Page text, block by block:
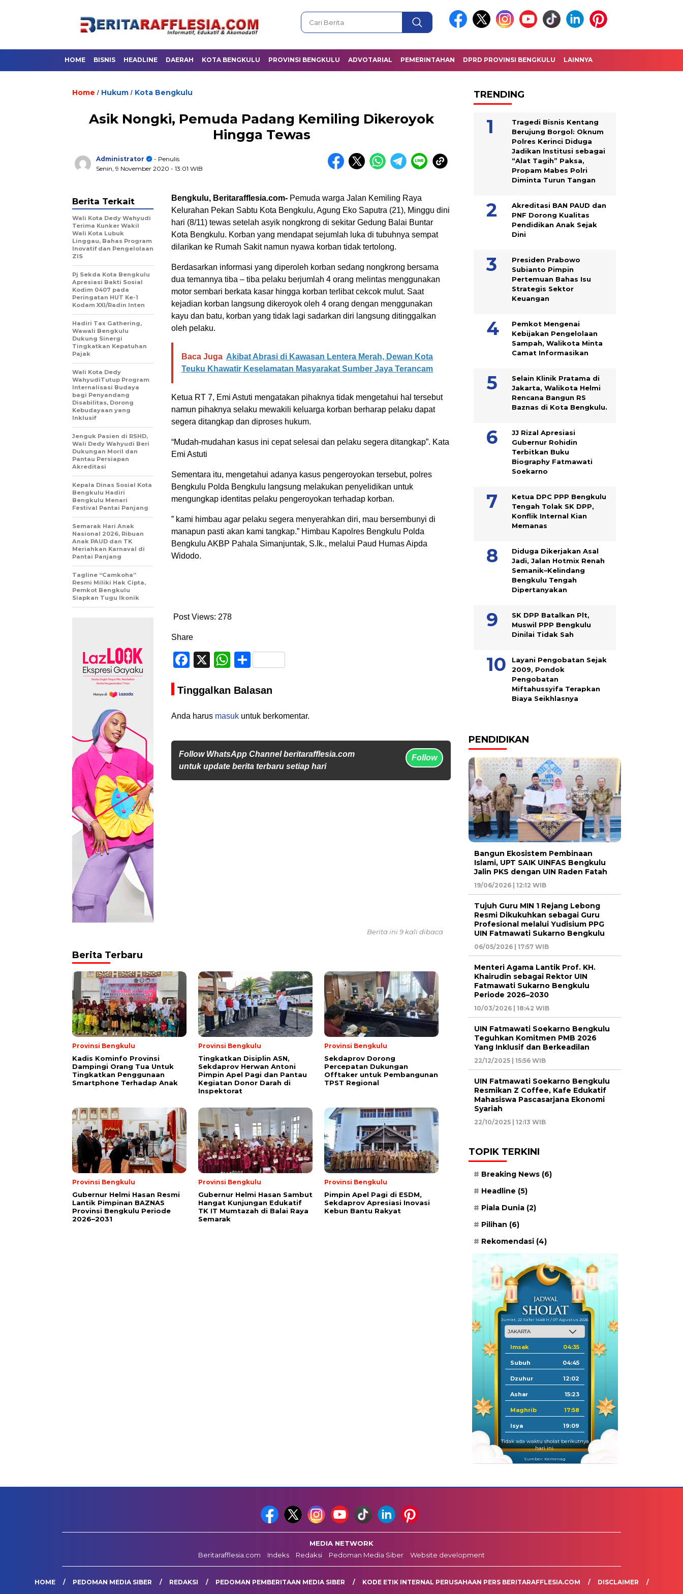
HOME BISNIS HEADLINE DAERAH KOTA BENGKULU PROVINSI BENGKULU ADVOTARIAL PEMERINTAHAN DPRD PROVINSI BENGKULU LAINNYA
Home / Hukum / Kota Bengkulu
Asik Nongki, Pemuda Padang Kemiling Dikeroyok
Hingga Tewas
Administrator
- Penulis
Senin, 9 November 2020 - 13:01 WIB
Bengkulu, Beritarafflesia.com- Pemuda warga Jalan Kemiling Raya
Kelurahan Pekan Sabtu Kota Bengkulu, Agung Eko Saputra (21), Minggu dini
hari (8/11) tewas setelah asyik nongkrong di sekitar Gedung Balai Buntar
Kota Bengkulu. Korban yang mendapat sejumlah luka di tubuhnya sempat
dilarikan ke Rumah Sakit namun nyawa korban tidak tertolong.
Berdasarkan informasi yang diperoleh korban sedang nongkrong bersama
dua temannya tiba – tiba pelaku berjumlah 4 orang melintas menggunakan
motor sembari berkata kasar hingga korban terlibat cekcok mulut. Saat
kejadian korban langsung dikeroyok oleh 4 orang dengan menggunakan
kayu dan batu, korban yang tidak lagi sadarkan diri langsung ditinggalkan
oleh pelaku.
Baca Juga Akibat Abrasi di Kawasan Lentera Merah, Dewan Kota
Teuku Khawatir Keselamatan Masyarakat Sumber Jaya Terancam
Ketua RT 7, Emi Astuti mengatakan pihaknya tidak mengetahui hal tersebut
namun pihaknya selaku mewakili keluarga korban berharap pelaku dapat
segera ditangkap dan diproses hukum.
“Mudah-mudahan kasus ini cepat selesai dan pelaku segera ditangkap”. Kata
Emi Astuti
Sementara itu, mengetahui adanya kasus pengeroyokan tersebut, polres
Bengkulu Polda Bengkulu langsung melakukan penyelidikan untuk
mengungkap identitas pelaku pengeroyokan terhadap korban.
” kami himbau agar pelaku segera menyerahkan diri, mau bersembunyi di
manapun pasti akan kami tangkap.” Himbau Kapolres Bengkulu Polda
Bengkulu AKBP Pahala Simanjuntak, S.Ik., melalui Paud Humas Aipda
Widodo.
Post Views: 278
Share
Facebook
X WhatsApp
Share
Tinggalkan Balasan
Anda harus masuk untuk berkomentar.
Follow WhatsApp Channel beritarafflesia.com
untuk update berita terbaru setiap hari
Follow
Berita Terkait
Wali Kota Dedy Wahyudi
Terima Kunker Wakil
Wali Kota Lubuk
Linggau, Bahas Program
Inovatif dan Pengelolaan
ZIS
Pj Sekda Kota Bengkulu
Apresiasi Bakti Sosial
Kodim 0407 pada
Peringatan HUT Ke-1
Kodam XXI/Radin Inten
Hadiri Tax Gathering,
Wawali Bengkulu
Dukung Sinergi
Tingkatkan Kepatuhan
Pajak
Wali Kota Dedy
WahyudiTutup Program
Internalisasi Budaya
bagi Penyandang
Disabilitas, Dorong
Kebudayaan yang
Inklusif
Jenguk Pasien di RSHD,
Wali Dedy Wahyudi Beri
Dukungan Moril dan
Pantau Persiapan
Akreditasi
Kepala Dinas Sosial Kota
Bengkulu Hadiri
Bengkulu Menari
Festival Pantai Panjang
Semarak Hari Anak
Nasional 2026, Ribuan
Anak PAUD dan TK
Meriahkan Karnaval di
Pantai Panjang
Tagline “Camkoha”
Resmi Miliki Hak Cipta,
Pemkot Bengkulu
Siapkan Tugu Ikonik
Berita ini 9 kali dibaca
Berita Terbaru
Provinsi Bengkulu
Kadis Kominfo Provinsi
Dampingi Orang Tua Untuk
Tingkatkan Penggunaan
Smartphone Terhadap Anak
Provinsi Bengkulu
Tingkatkan Disiplin ASN,
Sekdaprov Herwan Antoni
Pimpin Apel Pagi dan Pantau
Kegiatan Donor Darah di
Inspektorat
Provinsi Bengkulu
Sekdaprov Dorong
Percepatan Dukungan
Offtaker untuk Pembangunan
TPST Regional
Provinsi Bengkulu
Gubernur Helmi Hasan Resmi
Lantik Pimpinan BAZNAS
Provinsi Bengkulu Periode
2026–2031
Provinsi Bengkulu
Gubernur Helmi Hasan Sambut
Hangat Kunjungan Edukatif
TK IT Mumtazah di Balai Raya
Semarak
Provinsi Bengkulu
Pimpin Apel Pagi di ESDM,
Sekdaprov Apresiasi Inovasi
Kebun Bantu Rakyat
TRENDING
Tragedi Bisnis Kentang
Berujung Borgol: Oknum
Polres Kerinci Diduga
Jadikan Institusi sebagai
“Alat Tagih” Paksa,
Propam Mabes Polri
Diminta Turun Tangan
Akreditasi BAN PAUD dan
PNF Dorong Kualitas
Pendidikan Anak Sejak
Dini
Presiden Prabowo
Subianto Pimpin
Pertemuan Bahas Isu
Strategis Sektor
Keuangan
Pemkot Mengenai
Kebijakan Pengelolaan
Sampah, Walikota Minta
Camat Informasikan
Selain Klinik Pratama di
Jakarta, Walikota Helmi
Rencana Bangun RS
Baznas di Kota Bengkulu.
JJ Rizal Apresiasi
Gubernur Rohidin
Terbitkan Buku
Biography Fatmawati
Soekarno
Ketua DPC PPP Bengkulu
Tengah Tolak SK DPP,
Konflik Internal Kian
Memanas
Diduga Dikerjakan Asal
Jadi, Jalan Hotmix Renah
Semanik–Kelindang
Bengkulu Tengah
Dipertanyakan
SK DPP Batalkan Plt,
Muswil PPP Bengkulu
Dinilai Tidak Sah
Layani Pengobatan Sejak
2009, Pondok
Pengobatan
Miftahussyifa Terapkan
Biaya Seikhlasnya
PENDIDIKAN
Bangun Ekosistem Pembinaan
Islami, UPT SAIK UINFAS Bengkulu
Jalin PKS dengan UIN Raden Fatah
19/06/2026 | 12:12 WIB
Tujuh Guru MIN 1 Rejang Lebong
Resmi Dikukuhkan sebagai Guru
Profesional melalui Yudisium PPG
UIN Fatmawati Sukarno Bengkulu
06/05/2026 | 17:57 WIB
Menteri Agama Lantik Prof. KH.
Khairudin sebagai Rektor UIN
Fatmawati Sukarno Bengkulu
Periode 2026–2030
10/03/2026 | 18:42 WIB
UIN Fatmawati Soekarno Bengkulu
Teguhkan Komitmen PMB 2026
Yang Inklusif dan Berkeadilan
22/12/2025 | 15:56 WIB
UIN Fatmawati Soekarno Bengkulu
Resmikan Z Coffee, Kafe Edukatif
Mahasiswa Pascasarjana Ekonomi
Syariah
22/10/2025 | 12:13 WIB
TOPIK TERKINI
Breaking News (6)
Headline (5)
Piala Dunia (2)
Pilihan (6)
Rekomendasi (4)
Jum'at, 22 Safar 1448 H / 07 Agustus 2026
Imsak 04:35
Subuh 04:45
Dzuhur 12:02
Ashar 15:23
Maghrib 17:58
Isya 19:09
Tidak ada waktu sholat berikutnya
hari ini.
Sumber: Kemenag
MEDIA NETWORK
Beritarafflesia.com
Indeks Redaksi Pedoman Media Siber Website development
HOME PEDOMAN MEDIA SIBER REDAKSI PEDOMAN PEMBERITAAN MEDIA SIBER KODE ETIK INTERNAL PERUSAHAAN PERS BERITARAFFLESIA.COM DISCLAIMER